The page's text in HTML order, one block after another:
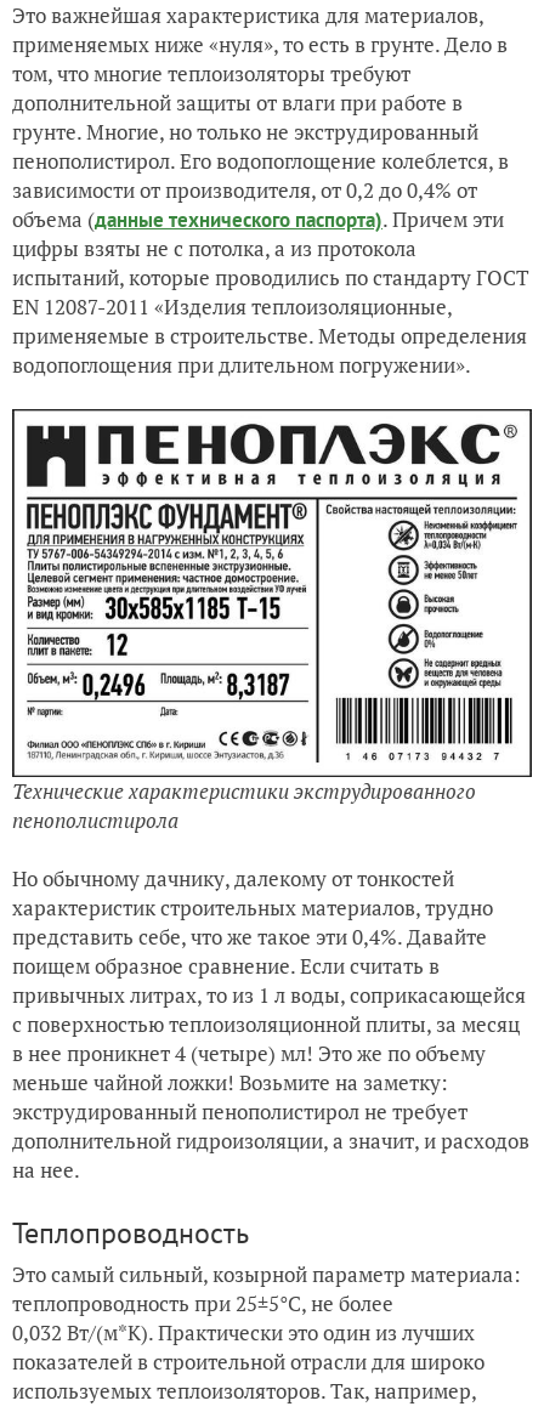
Это важнейшая характеристика для материалов,
применяемых ниже «нуля», то есть в грунте. Дело в
том, что многие теплоизоляторы требуют
дополнительной защиты от влаги при работе в
грунте. Многие, но только не экструдированный
пенополистирол. Его водопоглощение колеблется, в
зависимости от производителя, от 0,2 до 0,4% от
объема (данные технического паспорта). Причем эти
цифры взяты не с потолка, а из протокола
испытаний, которые проводились по стандарту ГОСТ
EN 12087-2011 «Изделия теплоизоляционные,
применяемые в строительстве. Методы определения
водопоглощения при длительном погружении».
Технические характеристики экструдированного
пенополистирола
Но обычному дачнику, далекому от тонкостей
характеристик строительных материалов, трудно
представить себе, что же такое эти 0,4%. Давайте
поищем образное сравнение. Если считать в
привычных литрах, то из 1 л воды, соприкасающейся
с поверхностью теплоизоляционной плиты, за месяц
в нее проникнет 4 (четыре) мл! Это же по объему
меньше чайной ложки! Возьмите на заметку:
экструдированный пенополистирол не требует
дополнительной гидроизоляции, а значит, и расходов
на нее.
Теплопроводность
Это самый сильный, козырной параметр материала:
теплопроводность при 25±5°C, не более
0,032 Вт/(м*К). Практически это один из лучших
показателей в строительной отрасли для широко
используемых теплоизоляторов. Так, например,